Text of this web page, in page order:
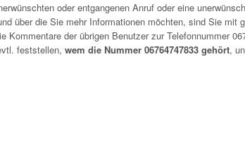
oder entgangenen Anruf oder eine
über die Sie mehr Informationen möchten, sind Sie
Kommentare der übrigen Benutzer zur Telefonnummer
feststellen, wem die Nummer 06764747833 gehört,